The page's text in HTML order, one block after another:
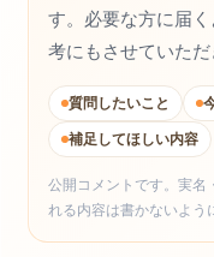
す。必要な方に届
考にもさせていただ
質問したいこと
補足してほしい内容
公開コメントです。実名
れる内容は書かないよう